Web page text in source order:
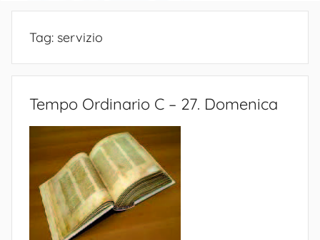
Tag: servizio
Tempo Ordinario C – 27. Domenica